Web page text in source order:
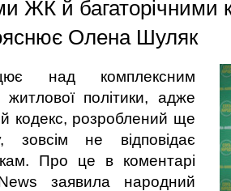
ЖК й багаторічними
Олена Шуляк
над комплексним
політики, адже
кодекс, розроблений ще
зовсім не відповідає
Про це в коментарі
заявила народний